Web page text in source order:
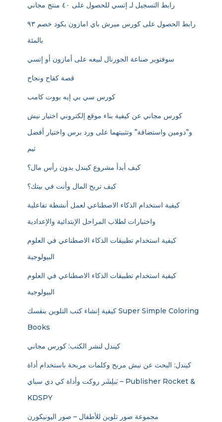
رابط التسجيل لـ إتسي للحصول على ٤٠ منتج مجاني
رابط الحصول على كورس ميرش باي امازون بكود خصم ٩٣
بالمئة
سوفتوير صناعة الجورنال لبيعه على أمازون أو إتسي
قصة كفاح ونجاح
كورس سي بي إيه بووت كامب
كورس مجاني عن كيفية بناء موقع إلكتروني اختيار نيش
و”دومين واستضافة” وتثبيتهما على ورد برس واختيار أفضل
ثيم
كيف أبدأ مشروع كيندل بدون رأس مال؟
كيف تربح المال وأنت في بيتك؟
كيفية استخدام الذكاء الاصطناعي لعمل أنشطة تفاعلية
واختبارات لطلاب المراحل الإبتدائية والإعدادية
كيفية استخدام تطبيقات الذكاء الاصطناعي في العلوم
كيفية استخدام تطبيقات الذكاء الاصطناعي في العلوم
كيفية إنشاء كتب التلوين بنفسك Super Simple Coloring
Books
كيندل لنشر الكتب: كورس مجاني
كيندل: البحث عن نيش مربح وكلمات مربحة باستخدام أداة
بَبلِشَر روكت وأداة كي دي سباي – Publisher Rocket &
KDSPY
مجموعة صور تلوين للأطفال – صور اليونيكورن